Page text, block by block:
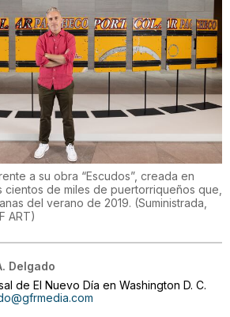
a su obra “Escudos”, creada en
cientos de miles de puertorriqueños que,
del verano de 2019. (Suministrada,
ART)
Delgado
de El Nuevo Día en Washington D. C.